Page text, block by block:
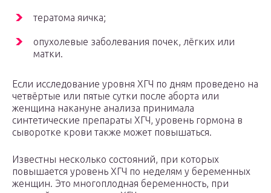
тератома яичка;
опухолевые заболевания почек, лёгких или
матки.
Если исследование уровня ХГЧ по дням проведено на
четвёртые или пятые сутки после аборта или
женщина накануне анализа принимала
синтетические препараты ХГЧ, уровень гормона в
сыворотке крови также может повышаться.
Известны несколько состояний, при которых
повышается уровень ХГЧ по неделям у беременных
женщин. Это многоплодная беременность, при